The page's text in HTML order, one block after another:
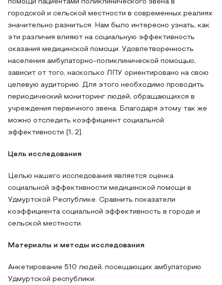
помощи пациентами поликлинического звена в
городской и сельской местности в современных реалиях
значительно разниться. Нам было интересно узнать, как
эти различия влияют на социальную эффективность
оказания медицинской помощи. Удовлетворенность
населения амбулаторно-поликлинической помощью,
зависит от того, насколько ЛПУ ориентировано на свою
целевую аудиторию. Для этого необходимо проводить
периодический мониторинг людей, обращающихся в
учреждения первичного звена. Благодаря этому так же
можно отследить коэффициент социальной
эффективности [1, 2].
Цель исследования
Целью нашего исследования является оценка
социальной эффективности медицинской помощи в
Удмуртской Республике. Сравнить показатели
коэффициента социальной эффективность в городе и
сельской местности.
Материалы и методы исследования
Анкетирование 510 людей, посещающих амбулаторию
Удмуртской республики.